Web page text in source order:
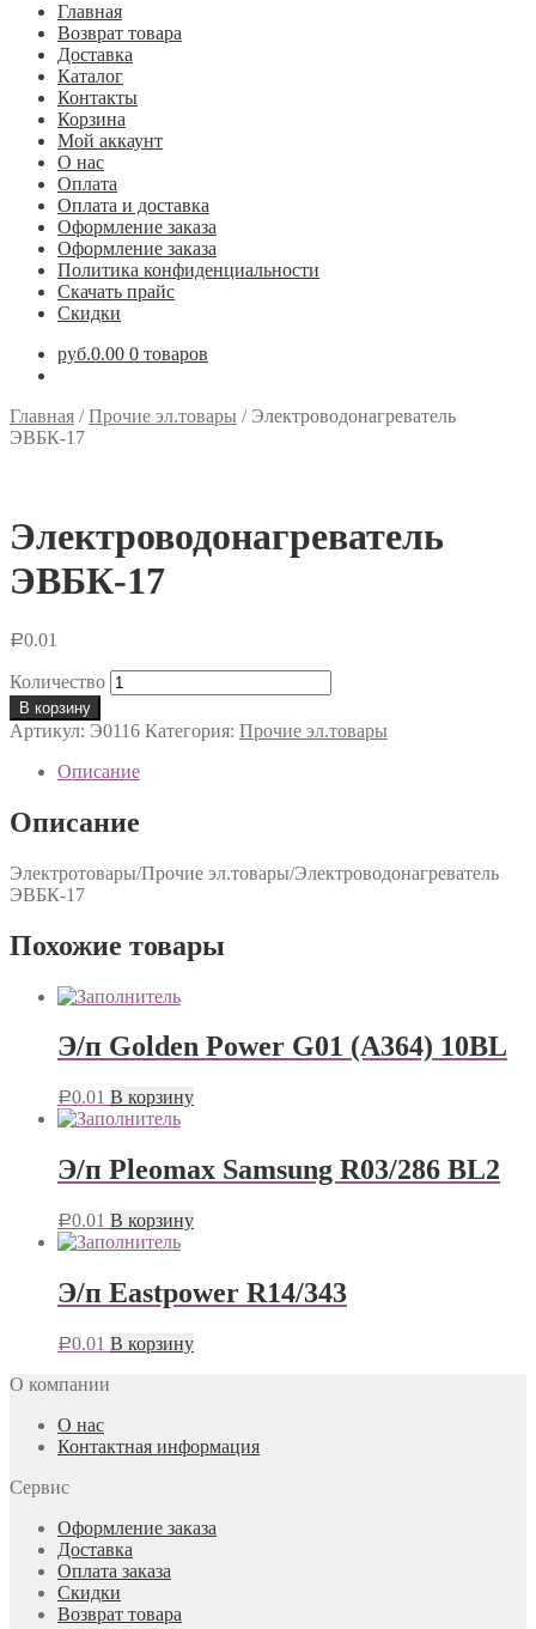
Главная
Возврат товара
Доставка
Каталог
Контакты
Корзина
Мой аккаунт
О нас
Оплата
Оплата и доставка
Оформление заказа
Оформление заказа
Политика конфиденциальности
Скачать прайс
Скидки
руб.0.00 0 товаров
Главная /Прочие эл.товары / Электроводонагреватель
ЭВБК-17
Электроводонагреватель
ЭВБК-17
Р0.01
Количество
В корзину
Артикул: Э0116 Категория: Прочие эл.товары
Описание
Описание
Электротовары/Прочие эл.товары/Электроводонагреватель
ЭВБК-17
Похожие товары
Э/п Golden Power G01 (A364) 10BL
Р0.01 В корзину
Э/п Pleomax Samsung R03/286 BL2
Р0.01 В корзину
Э/п Eastpower R14/343
Р0.01 В корзину
О компании
О нас
Контактная информация
Сервис
Оформление заказа
Доставка
Оплата заказа
Скидки
Возврат товара